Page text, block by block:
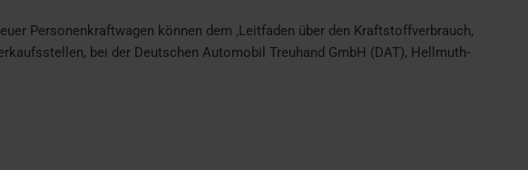
Personenkraftwagen können dem ‚Leitfaden über den Kraftstoffverbrauch,
bei der Deutschen Automobil Treuhand GmbH (DAT), Hellmuth-